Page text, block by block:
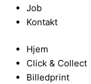
Job
Kontakt
Hjem
Click & Collect
Billedprint